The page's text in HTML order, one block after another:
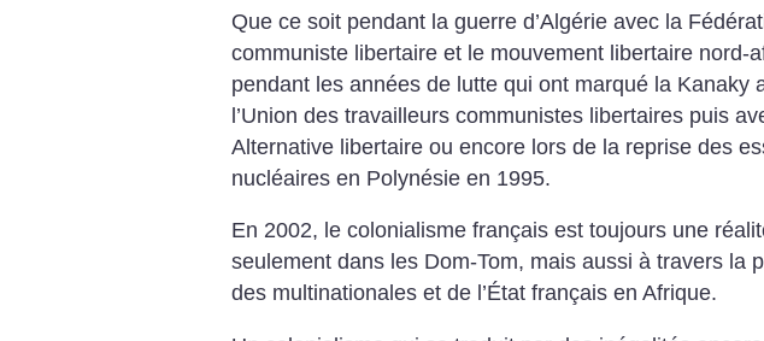
Que ce soit pendant la guerre d’Algérie avec la
communiste libertaire et le mouvement libertaire nord-
pendant les années de lutte qui ont marqué la Kanaky
l’Union des travailleurs communistes libertaires puis
Alternative libertaire ou encore lors de la reprise des
nucléaires en Polynésie en 1995.
En 2002, le colonialisme français est toujours une
seulement dans les Dom-Tom, mais aussi à travers la
des multinationales et de l’État français en Afrique.